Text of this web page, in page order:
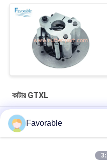
কাটার GTXL
ক্ল্যাম্প ড্রিল স্প্লিট হাব কাটার জন্য
আসল অটো কাটার GTXL 586500067
238500035 অটো কাটার জিটিএক্সএল
Favorable